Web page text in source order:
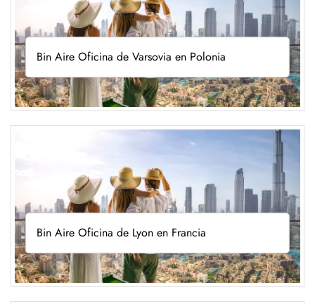
Bin Aire Oficina de Varsovia en Polonia
Bin Aire Oficina de Lyon en Francia